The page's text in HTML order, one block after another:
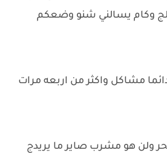
وكام يسالني شنو وضعكم
مشاكل واكثر من اربعه مرات
ولن هو مشرب صاير ما يريدج